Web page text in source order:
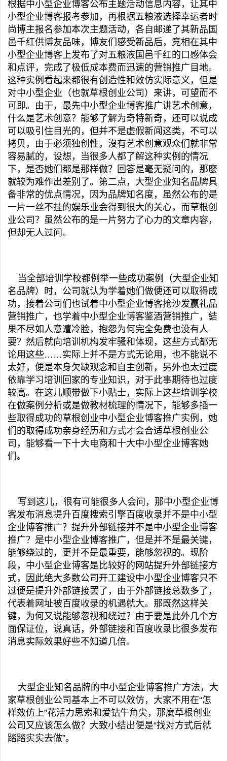
根据中小型企业博客公布主题活动信息内容，让其中
小型企业博客报考参加，再根据五粮液选择幸运者时
尚博主报名参加本次主题活动，各自邮递了其新品国
邑千红供博友品味，博友们感受新品后，竞相在其中
小型企业博客上发布了对五粮液国邑千红的口感体会
和点评，完成了极低成本费而迅速的营销推广目地。
这种实例看起来都很有创造性和效仿实际意义，但是
对中小型企业（也就草根创业公司）来讲，可望而不
可即。由于，最先中小型企业博客推广讲艺术创意，
什么是艺术创意？能够了解为奇特新奇，还可以说成
可以吸引住目光的，但并不是虚假新闻这类，不可以
拷贝，由于必须独创性，沒有艺术创意观众们就非常
容易腻的，设想，当很多人都了解这种实例的情况
下，是否她们都是那样做？回答是毫无疑问的，那麼
就较为难作出差别了。第二点，大型企业知名品牌具
备非常的优点情况，因为品牌知名度，虽然公布的是
一片一丝不挂的娱乐业会得到很大的关心，而草根创
业公司？虽然公布的是一片努力了心力的文章内容，
但却无人过问。
当全部培训学校都例举一些成功案例（大型企业知
名品牌）时，公司就认为学着她们做便还可以取得成
功，接着公司们也试着中小型企业博客抢沙发赢礼品
营销推广，也学着中小型企业博客鉴酒营销推广，結
果不尽如人意遭冷脸，抱怨为何完全免费也没有人
要？然后就向培训机构发牢骚和体现，这些方式都无
论用这些……实际上并不是方式无论用，也不能说不
太好，便是本身欠缺观念和自主创新，另外也太过度
依靠学习培训回家的专业知识，对于此事期待也过度
较高。在这儿顺带做下小贴士，实际上这些培训学校
在做案例分析或是做教材梳理的情况下，能够多插一
些取得成功的草根创业中小型企业博客推广实例，她
们的取得成功亲身经历和方式才会合适草根创业公
司，能够看一下十大电商和十大中小型企业博客她
们。
写到这儿，很有可能很多人会问，那中小型企业博
客发布消息提升百度搜索引擎百度收录并不是中小型
企业博客推广？提升外部链接并不是中小型企业博客
推广？是中小型企业博客推广，但是并不是最关键，
能够绕过的，更并不是最重要，能够忽视的。现阶
段，中小型企业博客是比较好的网站提升外部链接方
式，因此绝大多数公司开工建设中小型企业博客只不
过便是提升外部链接罢了，由于外部链接总数多了，
代表着网址被百度收录的机遇就大。那既然这样关
键，为何又说能够忽视和绕过？由于要是此外几个方
面保证位，说真话，外部链接和百度收录比很多发布
消息实际效果好些不知道几倍。
大型企业知名品牌的中小型企业博客推广方法，大
家草根创业公司基本上不可以效仿，大家不用在“怎
样效仿上”花活力思索和爱钻牛角尖，那麼草根创业
公司又应该怎么做？大致小结出便是“找对方式后就
踏踏实实去做”。